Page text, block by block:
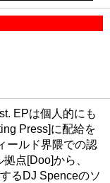
EPは個人的にも
Press]に配給を
ールド界隈での認
点[Doo]から、
るDJ Spenceのソ